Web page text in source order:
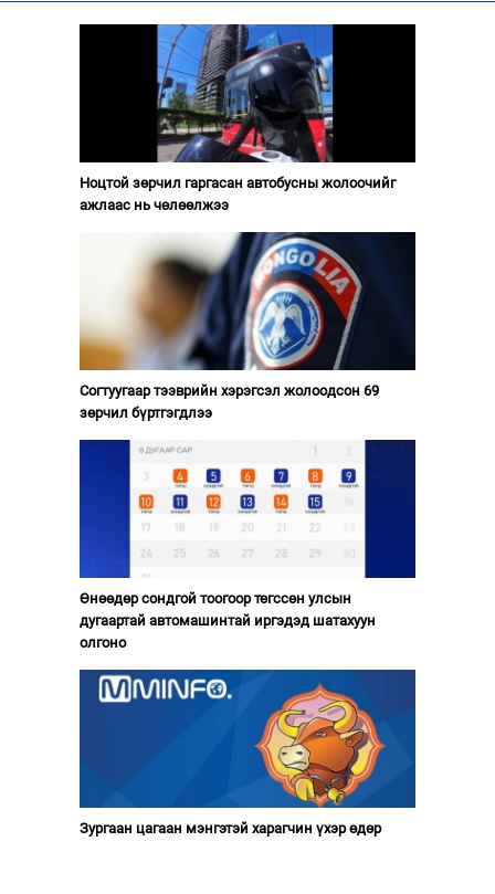
Ноцтой зөрчил гаргасан автобусны жолоочийг
ажлаас нь чөлөөлжээ
Согтуугаар тээврийн хэрэгсэл жолоодсон 69
зөрчил бүртгэгдлээ
Өнөөдөр сондгой тоогоор төгссөн улсын
дугаартай автомашинтай иргэдэд шатахуун
олгоно
Зургаан цагаан мэнгэтэй харагчин үхэр өдөр